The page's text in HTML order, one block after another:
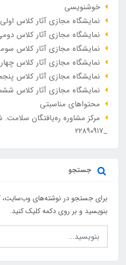
خوشنویسی
نمایشگاه مجازی آثار کلاس
نمایشگاه مجازی آثار کلاس
نمایشگاه مجازی آثار کلاس
نمایشگاه مجازی آثار کلاس
نمایشگاه مجازی آثار کلاس
نمایشگاه مجازی آثار کلاس
محتواهای مناسبتی
_۲۲۸۹۰۹۱۷
جستجو
برای جستجو در نوشته‌های وب‌سایت،
بنویسید و بر روی دکمه کلیک کنید.